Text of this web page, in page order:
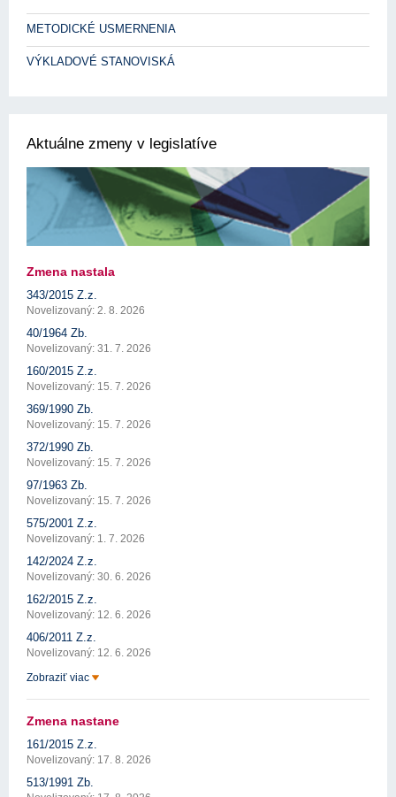
METODICKÉ USMERNENIA
VÝKLADOVÉ STANOVISKÁ
Aktuálne zmeny v legislatíve
Zmena nastala
343/2015 Z.z.
Novelizovaný: 2. 8. 2026
40/1964 Zb.
Novelizovaný: 31. 7. 2026
160/2015 Z.z.
Novelizovaný: 15. 7. 2026
369/1990 Zb.
Novelizovaný: 15. 7. 2026
372/1990 Zb.
Novelizovaný: 15. 7. 2026
97/1963 Zb.
Novelizovaný: 15. 7. 2026
575/2001 Z.z.
Novelizovaný: 1. 7. 2026
142/2024 Z.z.
Novelizovaný: 30. 6. 2026
162/2015 Z.z.
Novelizovaný: 12. 6. 2026
406/2011 Z.z.
Novelizovaný: 12. 6. 2026
Zobraziť viac
Zmena nastane
161/2015 Z.z.
Novelizovaný: 17. 8. 2026
513/1991 Zb.